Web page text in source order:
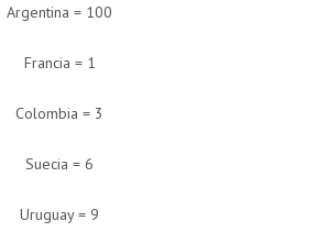
Argentina = 100
Francia = 1
Colombia = 3
Suecia = 6
Uruguay = 9